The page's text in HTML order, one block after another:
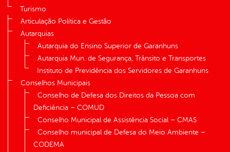
Turismo
Articulação Política e Gestão
Autarquias
Autarquia do Ensino Superior de Garanhuns
Autarquia Mun. de Segurança, Trânsito e Transportes
Instituto de Previdência dos Servidores de Garanhuns
Conselhos Municipais
Conselho de Defesa dos Direitos da Pessoa com
Deficiência – COMUD
Conselho Municipal de Assistência Social – CMAS
Conselho municipal de Defesa do Meio Ambiente –
CODEMA